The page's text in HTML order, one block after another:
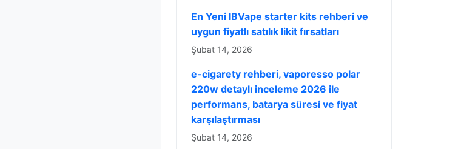
En Yeni IBVape starter kits rehberi ve
uygun fiyatlı satılık likit fırsatları
Şubat 14, 2026
e-cigarety rehberi, vaporesso polar
220w detaylı inceleme 2026 ile
performans, batarya süresi ve fiyat
karşılaştırması
Şubat 14, 2026